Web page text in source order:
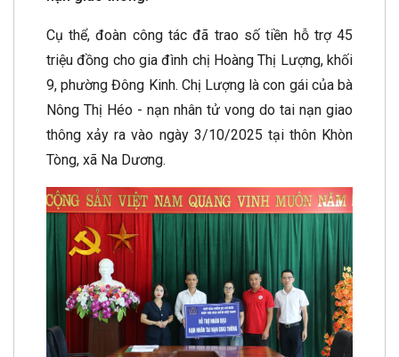
Cụ thể, đoàn công tác đã trao số tiền hỗ trợ 45
triệu đồng cho gia đình chị Hoàng Thị Lượng, khối
9, phường Đông Kinh. Chị Lượng là con gái của bà
Nông Thị Héo - nạn nhân tử vong do tai nạn giao
thông xảy ra vào ngày 3/10/2025 tại thôn Khòn
Tòng, xã Na Dương.